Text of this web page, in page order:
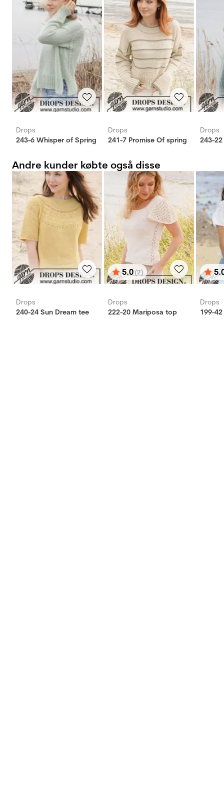
Drops
243-6 Whisper of Spring
Drops
241-7 Promise Of spring
Drops
243-
Andre kunder købte også disse
Drops
240-24 Sun Dream tee
Vurdering:
5.0(2)
ud af 5 stjerner
Drops
222-20 Mariposa top
ud
Drops
199-